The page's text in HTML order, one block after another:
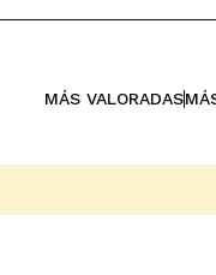
MÁS VALORADAS